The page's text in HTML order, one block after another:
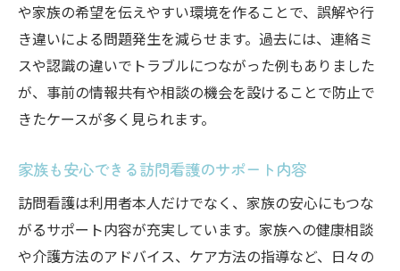
や家族の希望を伝えやすい環境を作ることで、誤解や行
き違いによる問題発生を減らせます。過去には、連絡ミ
スや認識の違いでトラブルにつながった例もありました
が、事前の情報共有や相談の機会を設けることで防止で
きたケースが多く見られます。
家族も安心できる訪問看護のサポート内容
訪問看護は利用者本人だけでなく、家族の安心にもつな
がるサポート内容が充実しています。家族への健康相談
や介護方法のアドバイス、ケア方法の指導など、日々の